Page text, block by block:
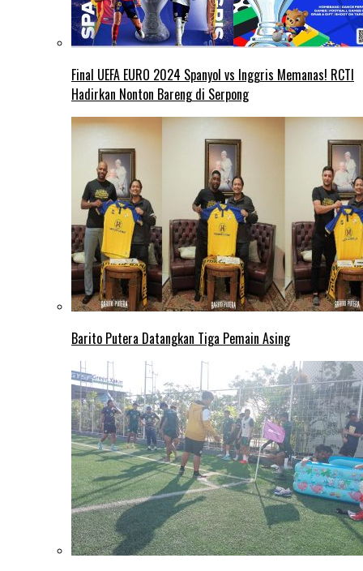
Final UEFA EURO 2024 Spanyol vs Inggris Memanas! RCTI
Hadirkan Nonton Bareng di Serpong
Barito Putera Datangkan Tiga Pemain Asing